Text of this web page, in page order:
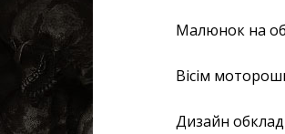
Малюнок на
Вісім
Дизайн